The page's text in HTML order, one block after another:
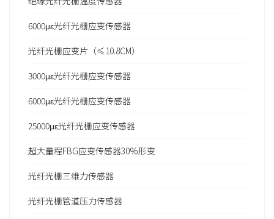
6000με光纤光栅应变传感器
光纤光栅应变片（≤10.8CM）
3000με光纤光栅应变传感器
6000με光纤光栅应变传感器
25000με光纤光栅应变传感器
超大量程FBG应变传感器30%形变
光纤光栅三维力传感器
光纤光栅管道压力传感器